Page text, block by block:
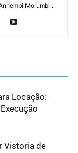
Morumbi .
Locação:
Vistoria de